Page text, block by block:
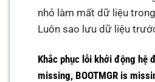
nhỏ làm mất dữ liệu
Luôn sao lưu dữ liệu
Khắc phục lỗi khởi động hệ
missing, BOOTMGR is